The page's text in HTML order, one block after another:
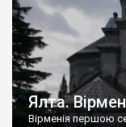
Ялта.
Вірменія першою